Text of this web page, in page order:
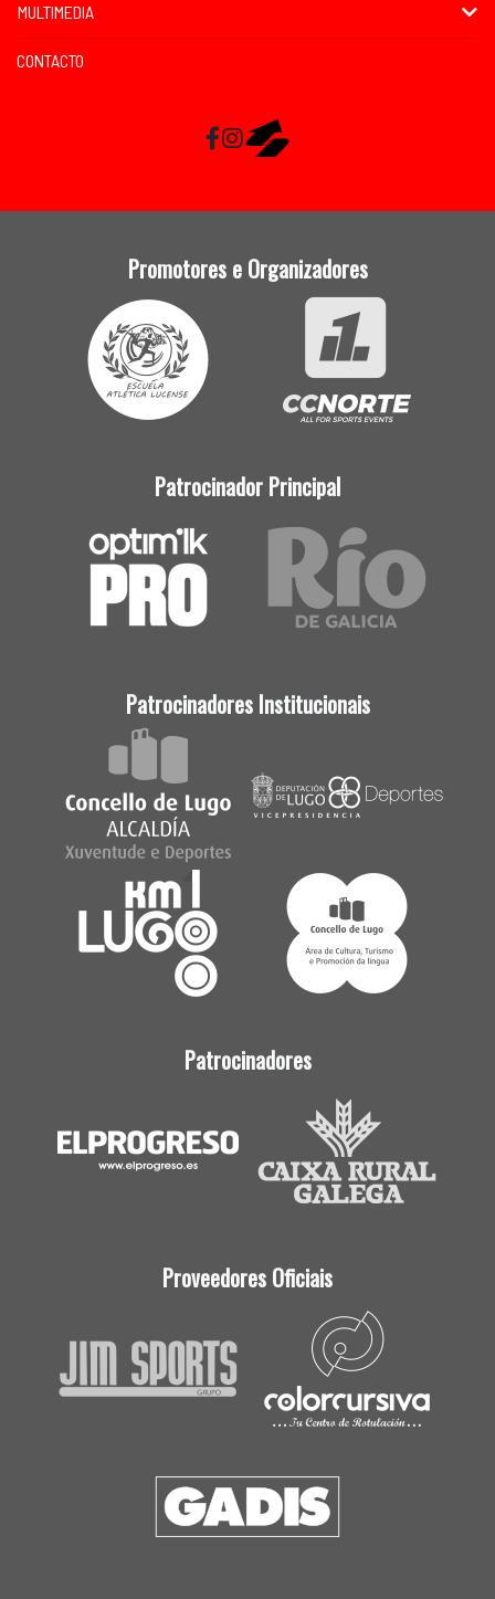
MULTIMEDIA
CONTACTO
Facebook
InstagramRaceMapp
Promotores e Organizadores
Patrocinador Principal
Patrocinadores Institucionais
Patrocinadores
Proveedores Oficiais